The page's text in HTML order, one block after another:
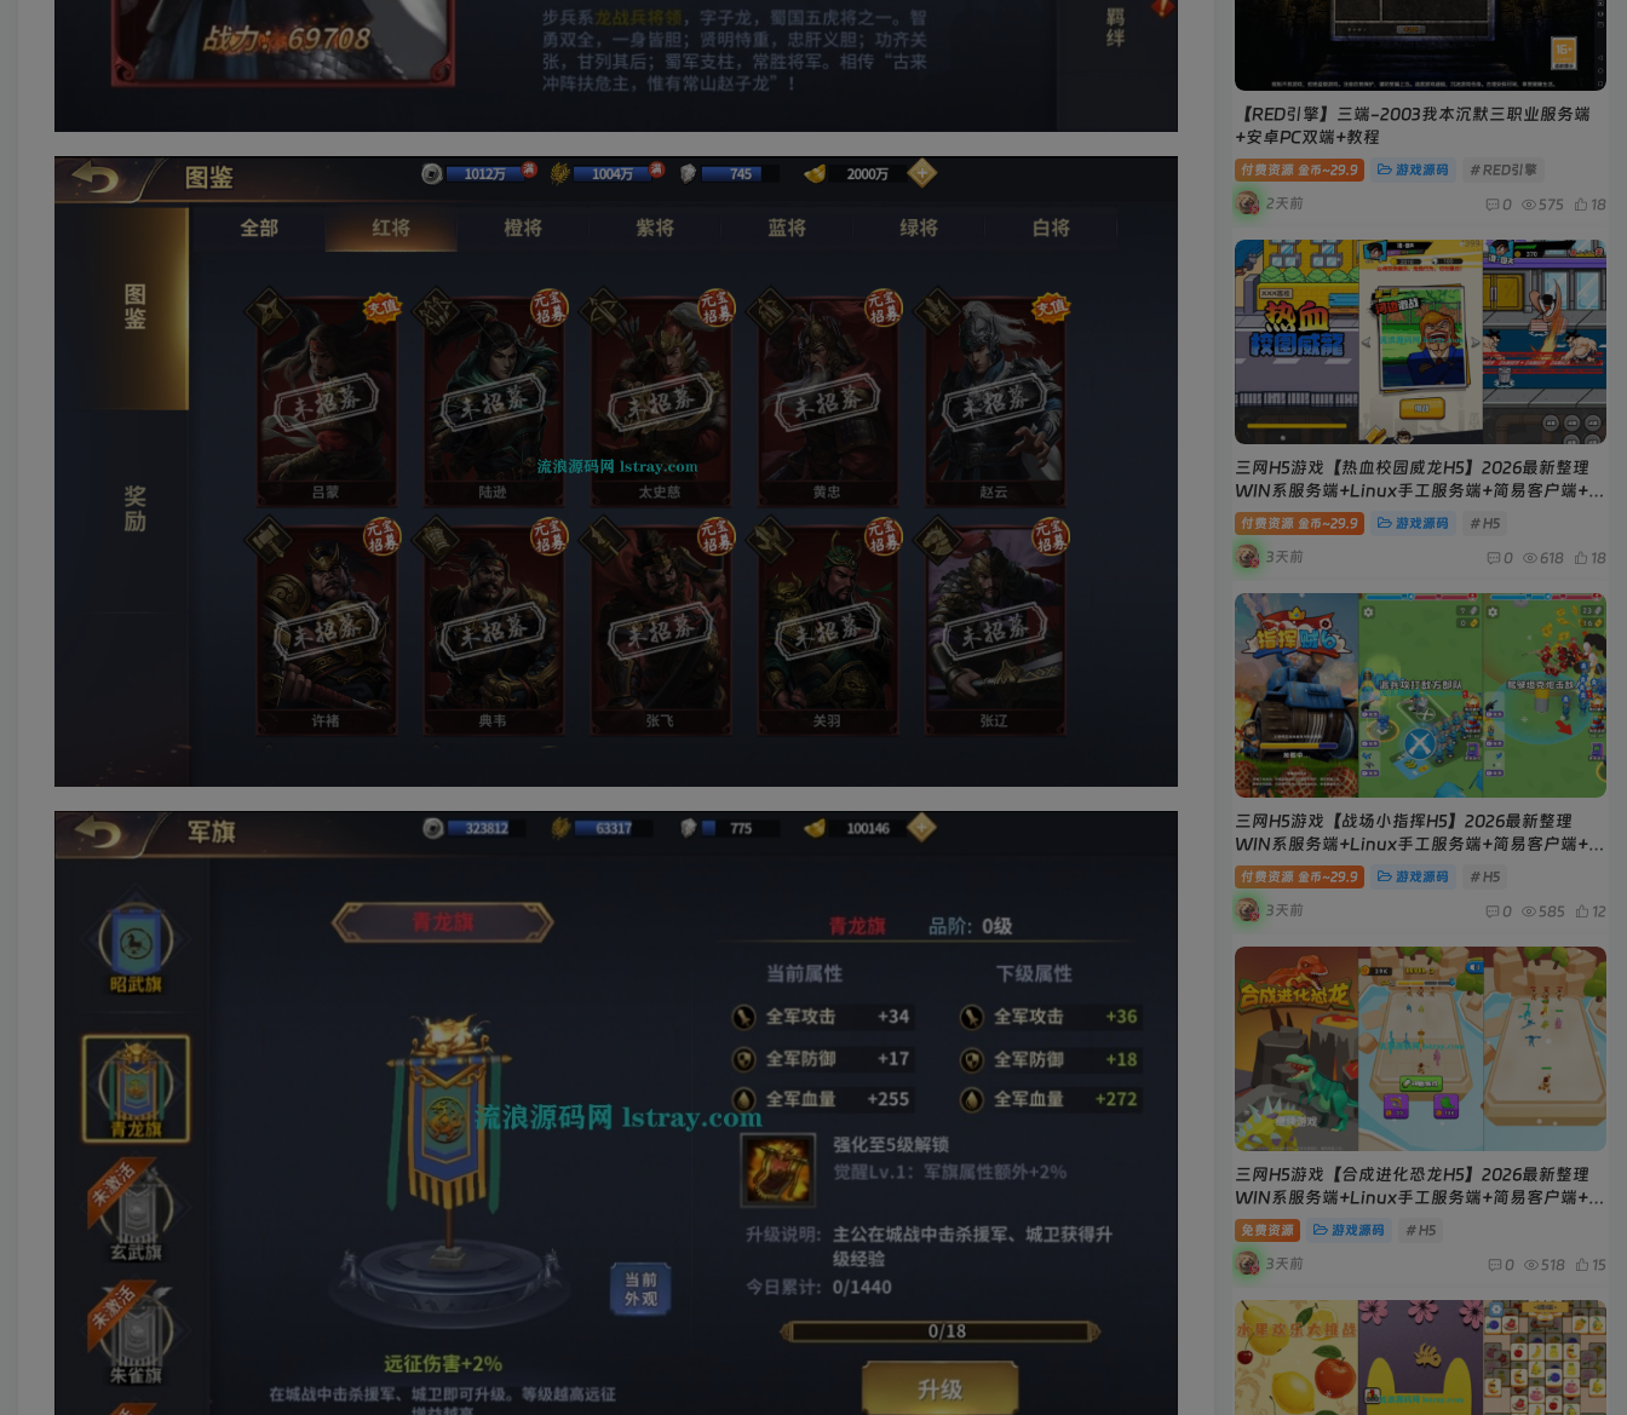
【RED引擎】三端-2003我本沉默三职业服务端
+安卓PC双端+教程
付费资源 金币~29.9 游戏源码 # RED引擎
2天前 0 575 18
三网H5游戏【热血校园威龙H5】2026最新整理
WIN系服务端+Linux手工服务端+简易客户端+教
程
付费资源 金币~29.9 游戏源码 # H5
3天前 0 618 18
三网H5游戏【战场小指挥H5】2026最新整理
WIN系服务端+Linux手工服务端+简易客户端+教
程
付费资源 金币~29.9 游戏源码 # H5
3天前 0 585 12
三网H5游戏【合成进化恐龙H5】2026最新整理
WIN系服务端+Linux手工服务端+简易客户端+教
程
免费资源 游戏源码 # H5
3天前 0 518 15